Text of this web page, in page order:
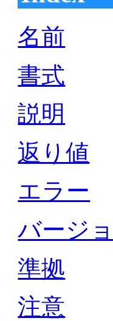
名前
書式
説明
返り値
エラー
バージ
準拠
注意